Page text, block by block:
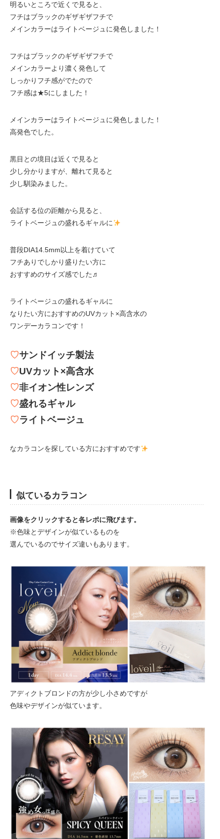
明るいところで近くで見ると、
フチはブラックのギザギザフチで
メインカラーはライトベージュに発色しました！
フチはブラックのギザギザフチで
メインカラーより濃く発色して
しっかりフチ感がでたので
フチ感は★5にしました！
メインカラーはライトベージュに発色しました！
高発色でした。
黒目との境目は近くで見ると
少し分かりますが、離れて見ると
少し馴染みました。
会話する位の距離から見ると、
ライトベージュの盛れるギャルに
普段DIA14.5mm以上を着けていて
フチありでしかり盛りたい方に
おすすめのサイズ感でした♬
ライトベージュの盛れるギャルに
なりたい方におすすめのUVカット×高含水の
ワンデーカラコンです！
♡サンドイッチ製法
♡UVカット×高含水
♡非イオン性レンズ
♡盛れるギャル
♡ライトベージュ
なカラコンを探している方におすすめです
似ているカラコン
画像をクリックすると各レポに飛びます。
※色味とデザインが似ているものを
選んでいるのでサイズ違いもあります。
アディクトブロンドの方が少し小さめですが
色味やデザインが似ています。